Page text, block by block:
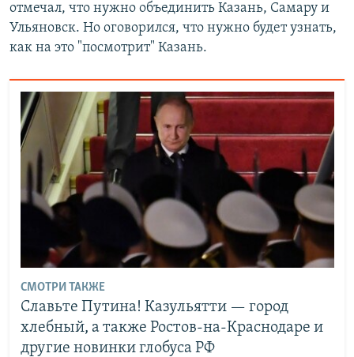
отмечал, что нужно объединить Казань, Самару и
Ульяновск. Но оговорился, что нужно будет узнать,
как на это "посмотрит" Казань.
СМОТРИ ТАКЖЕ
Славьте Путина! Казульятти — город
хлебный, а также Ростов-на-Краснодаре и
другие новинки глобуса РФ